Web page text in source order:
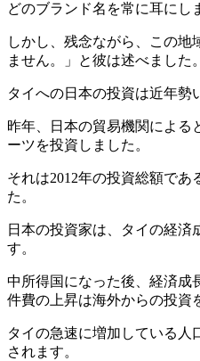
どのブランド名を常に耳にし
しかし、残念ながら、この地
ません。」と彼は述べました。
タイへの日本の投資は近年勢
昨年、日本の貿易機関による
ーツを投資しました。
それは2012年の投資総額であ
た。
日本の投資家は、タイの経済
す。
中所得国になった後、経済成
件費の上昇は海外からの投資
タイの急速に増加している人
されます。